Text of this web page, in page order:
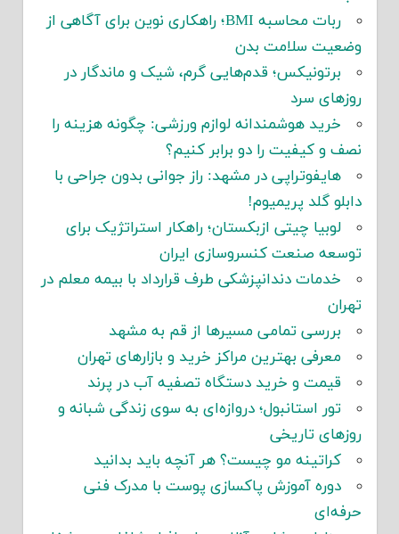
ربات محاسبه BMI؛ راهکاری نوین برای آگاهی از
وضعیت سلامت بدن
برتونیکس؛ قدم‌هایی گرم، شیک و ماندگار در
روزهای سرد
خرید هوشمندانه لوازم ورزشی: چگونه هزینه را
نصف و کیفیت را دو برابر کنیم؟
هایفوتراپی در مشهد: راز جوانی بدون جراحی با
دابلو گلد پریمیوم!
لوبیا چیتی ازبکستان؛ راهکار استراتژیک برای
توسعه صنعت کنسروسازی ایران
خدمات دندانپزشکی طرف قرارداد با بیمه معلم در
تهران
بررسی تمامی مسیرها از قم به مشهد
معرفی بهترین مراکز خرید و بازارهای تهران
قیمت و خرید دستگاه تصفیه آب در پرند
تور استانبول؛ دروازه‌ای به سوی زندگی شبانه و
روزهای تاریخی
کراتینه مو چیست؟ هر آنچه باید بدانید
دوره آموزش پاکسازی پوست با مدرک فنی
حرفه‌ای